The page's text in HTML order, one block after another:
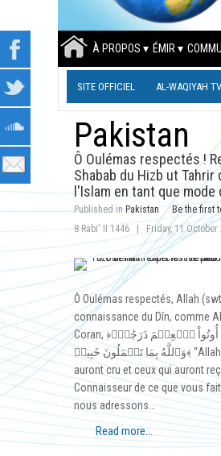
À PROPOS ÉMIR
SITE OFFICIEL AL-WAQIYAH TV
Pakistan
Ô Oulémas respectés !
Shabab du Hizb ut
l'Islam en tant que mode
Published in Pakistan
Be the first
8 Rabi' II 1446
Friday, 11 October
Ô Oulémas respectés, Allah
connaissance du Dîn, comme
Coran, ﴿يَرۡفَعِ ٱللَّهُ ٱلَّذِينَ ءَامَنُواْ مِنكُمۡ وَٱلَّذِينَ أُوتُواْ ٱلۡعِلۡمَ دَرَجَٰتٖۚ
وَٱللَّهُ بِمَا تَعۡمَلُونَ خَبِيرٞ﴾ “Allah élèvera en degrés ceux d'entre vous qui
auront cru et ceux qui auront
Connaisseur de ce que vous
nous adressons…
Read more...